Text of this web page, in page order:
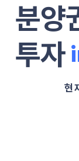
분양
투자 |
현